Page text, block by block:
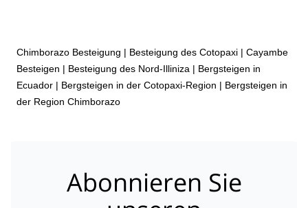
Chimborazo Besteigung | Besteigung des Cotopaxi | Cayambe
Besteigen | Besteigung des Nord-Illiniza | Bergsteigen in
Ecuador | Bergsteigen in der Cotopaxi-Region | Bergsteigen in
der Region Chimborazo
Abonnieren Sie